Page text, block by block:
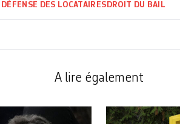
DÉFENSE DES LOCATAIRES DROIT DU BAIL
A lire également